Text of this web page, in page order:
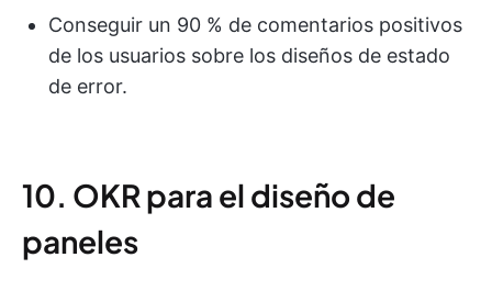
Conseguir un 90 % de comentarios positivos
de los usuarios sobre los diseños de estado
de error.
10. OKR para el diseño de
paneles